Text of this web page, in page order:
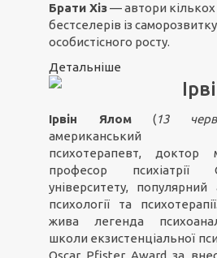
Брати Хіз— автори кількох
бестселерів із
особистісного росту.
Детальніше
Ірвін Ялом (13
американський
психотерапевт, доктор
професор психіатрії
університету, популярний
психології та
жива легенда
школи екзистенціальної
Oscar Pfister Award за